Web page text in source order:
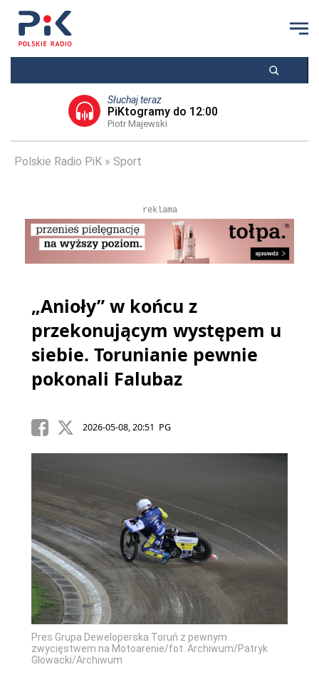
Słuchaj teraz
PiKtogramy do 12:00
Piotr Majewski
Polskie Radio PiK Sport
reklama
„Anioły” w końcu z
przekonującym występem u
siebie. Torunianie pewnie
pokonali Falubaz
2026-05-08, 20:51 PG
Pres Grupa Deweloperska Toruń z pewnym
zwycięstwem na Motoarenie/fot. Archiwum/Patryk
Głowacki/Archiwum